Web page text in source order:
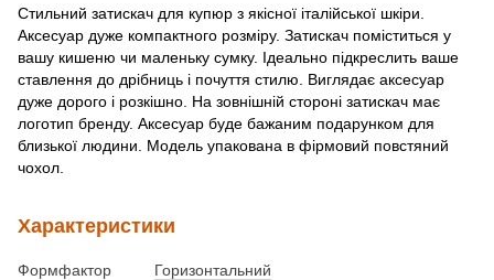
Стильний затискач для купюр з якісної італійської шкіри.
Аксесуар дуже компактного розміру. Затискач поміститься у
вашу кишеню чи маленьку сумку. Ідеально підкреслить ваше
ставлення до дрібниць і почуття стилю. Виглядає аксесуар
дуже дорого і розкішно. На зовнішній стороні затискач має
логотип бренду. Аксесуар буде бажаним подарунком для
близької людини. Модель упакована в фірмовий повстяний
чохол.
Характеристики
Формфактор
Горизонтальний